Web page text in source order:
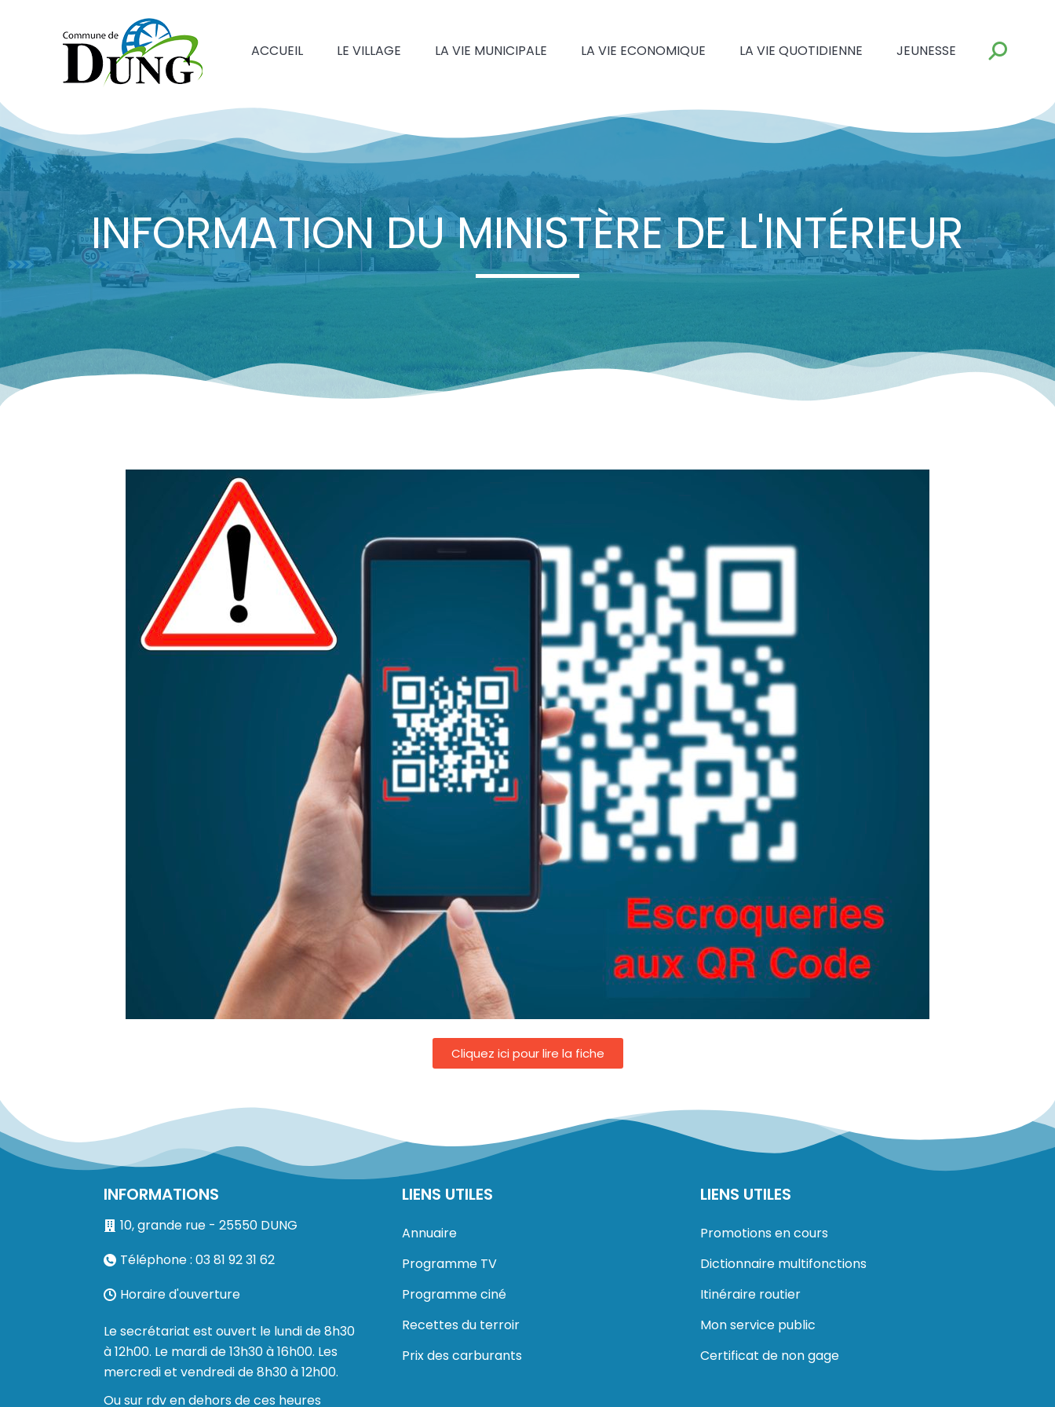
ACCUEIL LE VILLAGE LA VIE MUNICIPALE LA VIE ECONOMIQUE LA VIE QUOTIDIENNE JEUNESSE
INFORMATION DU MINISTÈRE DE L'INTÉRIEUR
Cliquez ici pour lire la fiche
INFORMATIONS
10, grande rue - 25550 DUNG
Téléphone : 03 81 92 31 62
Horaire d'ouverture
Le secrétariat est ouvert le lundi de 8h30
à 12h00. Le mardi de 13h30 à 16h00. Les
mercredi et vendredi de 8h30 à 12h00.
Ou sur rdv en dehors de ces heures
LIENS UTILES
Annuaire
Programme TV
Programme ciné
Recettes du terroir
Prix des carburants
LIENS UTILES
Promotions en cours
Dictionnaire multifonctions
Itinéraire routier
Mon service public
Certificat de non gage